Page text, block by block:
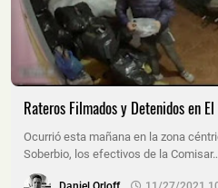
Rateros Filmados y Detenidos en
Ocurrió esta mañana en la zona
Soberbio, los efectivos de la